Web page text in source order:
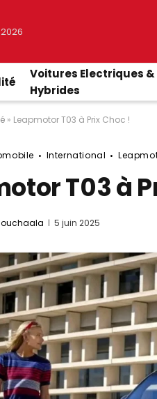
Voitures Electriques &
Hybrides
» Leapmotor T03 à Prix Choc !
International
T03 à
5 juin 2025